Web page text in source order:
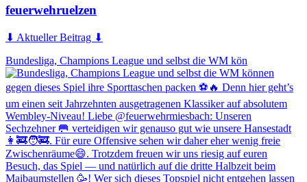
feuerwehruelzen
⬇ Aktueller Beitrag ⬇
Bundesliga, Champions League und selbst die WM kön